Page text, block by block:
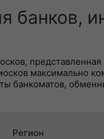
банков,
максимально
банкоматов,
Регион